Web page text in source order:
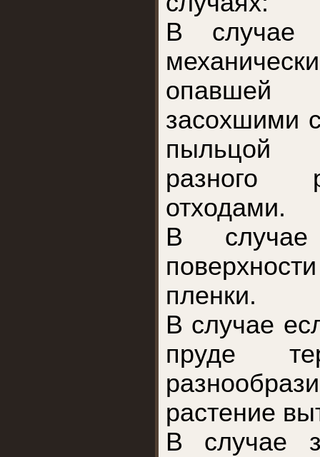
В случае
опавшей
засохшими
пыльцой
разного
отходами.
В
пленки.
В случае
пруде
растение
В случае